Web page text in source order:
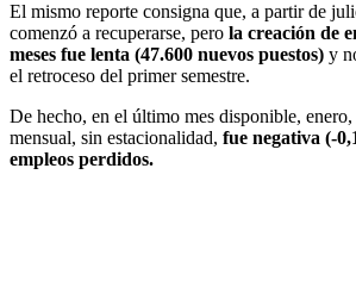
El mismo reporte consigna que, a partir de
comenzó a recuperarse, pero la creación de
meses fue lenta (47.600 nuevos puestos) y
el retroceso del primer semestre.
De hecho, en el último mes disponible,
mensual, sin estacionalidad, fue negativa (-
empleos perdidos.